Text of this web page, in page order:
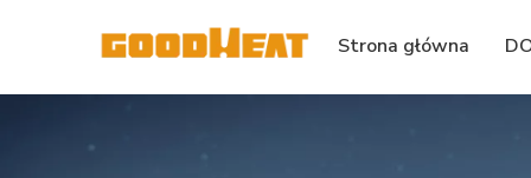
Strona główna